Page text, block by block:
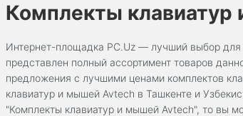
Комплекты
Интернет-площадка PC.Uz — лучший выбор для
представлен полный ассортимент товаров
предложения с лучшими ценами комплектов
клавиатур и мышей Avtech в Ташкенте и
"Комплекты клавиатур и мышей Avtech", то вы